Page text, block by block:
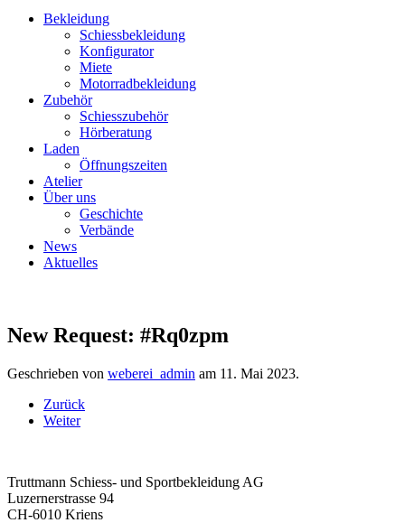
Bekleidung
Schiessbekleidung
Konfigurator
Miete
Motorradbekleidung
Zubehör
Schiesszubehör
Hörberatung
Laden
Öffnungszeiten
Atelier
Über uns
Geschichte
Verbände
News
Aktuelles
New Request: #Rq0zpm
Geschrieben von weberei_admin am 11. Mai 2023.
Zurück
Weiter
Truttmann Schiess- und Sportbekleidung AG
Luzernerstrasse 94
CH-6010 Kriens